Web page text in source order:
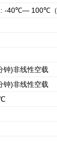
40℃— 100℃
)非线性空载
)非线性空载